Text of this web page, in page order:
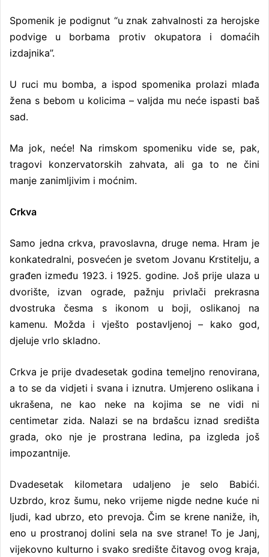
Spomenik je podignut “u znak zahvalnosti za herojske
podvige u borbama protiv okupatora i domaćih
izdajnika”.
U ruci mu bomba, a ispod spomenika prolazi mlađa
žena s bebom u kolicima – valjda mu neće ispasti baš
sad.
Ma jok, neće! Na rimskom spomeniku vide se, pak,
tragovi konzervatorskih zahvata, ali ga to ne čini
manje zanimljivim i moćnim.
Crkva
Samo jedna crkva, pravoslavna, druge nema. Hram je
konkatedralni, posvećen je svetom Jovanu Krstitelju, a
građen između 1923. i 1925. godine. Još prije ulaza u
dvorište, izvan ograde, pažnju privlači prekrasna
dvostruka česma s ikonom u boji, oslikanoj na
kamenu. Možda i vješto postavljenoj – kako god,
djeluje vrlo skladno.
Crkva je prije dvadesetak godina temeljno renovirana,
a to se da vidjeti i svana i iznutra. Umjereno oslikana i
ukrašena, ne kao neke na kojima se ne vidi ni
centimetar zida. Nalazi se na brdašcu iznad središta
grada, oko nje je prostrana ledina, pa izgleda još
impozantnije.
Dvadesetak kilometara udaljeno je selo Babići.
Uzbrdo, kroz šumu, neko vrijeme nigde nedne kuće ni
ljudi, kad ubrzo, eto prevoja. Čim se krene naniže, ih,
eno u prostranoj dolini sela na sve strane! To je Janj,
vijekovno kulturno i svako središte čitavog ovog kraja,